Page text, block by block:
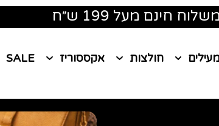
משלוח חינם מעל 199 ש״ח
חולצות אקססוריז SALE